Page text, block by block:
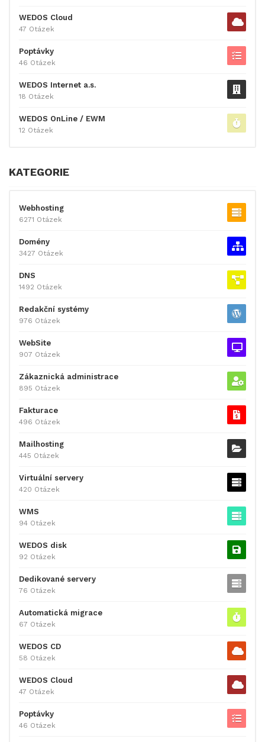
WEDOS Cloud
47 Otázek
Poptávky
46 Otázek
WEDOS Internet a.s.
18 Otázek
WEDOS OnLine / EWM
12 Otázek
KATEGORIE
Webhosting
6271 Otázek
Domény
3427 Otázek
DNS
1492 Otázek
Redakční systémy
976 Otázek
WebSite
907 Otázek
Zákaznická administrace
895 Otázek
Fakturace
496 Otázek
Mailhosting
445 Otázek
Virtuální servery
420 Otázek
WMS
94 Otázek
WEDOS disk
92 Otázek
Dedikované servery
76 Otázek
Automatická migrace
67 Otázek
WEDOS CD
58 Otázek
WEDOS Cloud
47 Otázek
Poptávky
46 Otázek